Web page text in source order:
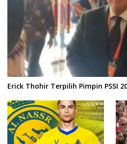
Erick Thohir Terpilih Pimpin PSSI